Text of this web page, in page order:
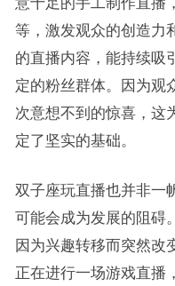
等，激发观众的创造力
的直播内容，能持续吸
定的粉丝群体。因为观
次意想不到的惊喜，这
定了坚实的基础。
双子座玩直播也并非一
可能会成为发展的阻碍
因为兴趣转移而突然改
正在进行一场游戏直播